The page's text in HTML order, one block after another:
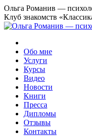
Перейти
к
содержанию
Ольга Романив —
Клуб знакомств
Обо мне
Услуги
Курсы
Видео
Новости
Книги
Пресса
Дипломы
Отзывы
Контакты